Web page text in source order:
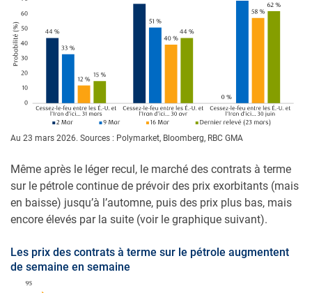
Au 23 mars 2026. Sources : Polymarket, Bloomberg, RBC GMA
Même après le léger recul, le marché des contrats à terme
sur le pétrole continue de prévoir des prix exorbitants (mais
en baisse) jusqu’à l’automne, puis des prix plus bas, mais
encore élevés par la suite (voir le graphique suivant).
Les prix des contrats à terme sur le pétrole augmentent
de semaine en semaine